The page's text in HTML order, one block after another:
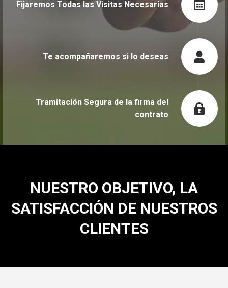
Fijaremos Todas las Visitas Necesarias
Te acompañaremos si lo deseas
Tramitación Segura de la firma del
contrato
NUESTRO OBJETIVO, LA
SATISFACCIÓN DE NUESTROS
CLIENTES